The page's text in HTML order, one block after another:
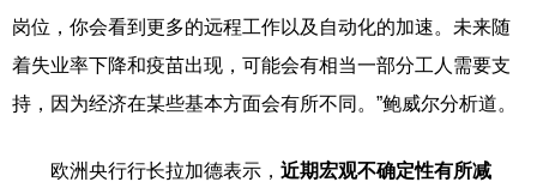
岗位，你会看到更多的远程工作以及自动化的加速。未来随
着失业率下降和疫苗出现，可能会有相当一部分工人需要支
持，因为经济在某些基本方面会有所不同。”鲍威尔分析道。
欧洲央行行长拉加德表示， 近期宏观不确定性有所减